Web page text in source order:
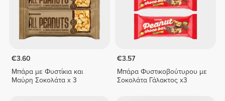
€3.60
Μπάρα με Φυστίκια και
Μαύρη Σοκολάτα x 3
€3.57
Μπάρα Φυστικοβούτυρου με
Σοκολάτα Γάλακτος x3